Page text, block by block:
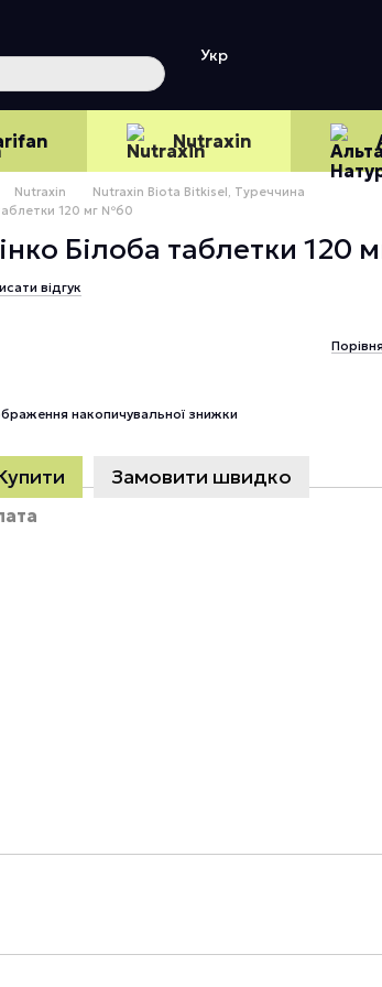
Укр
Nutraxin
Nutraxin
Nutraxin Biota Bitkisel, Туреччина
120 мг №60
Білоба таблетки 120
відгук
накопичувальної знижки
Замовити швидко